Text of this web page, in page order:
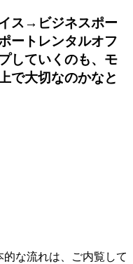
ス→ビジネスポー
ートレンタルオフ
していくのも、モ
で大切なのかなと
な流れは、ご内覧して